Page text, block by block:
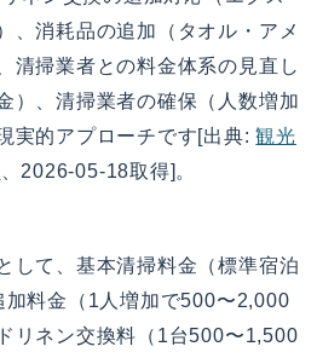
、消耗品の追加（タオル・アメ
清掃業者との料金体系の見直し
）、清掃業者の確保（人数増加
実的アプローチです[出典:観光
、2026-05-18取得]。
して、基本清掃料金（標準宿泊
加料金（1人増加で500〜2,000
リネン交換料（1台500〜1,500